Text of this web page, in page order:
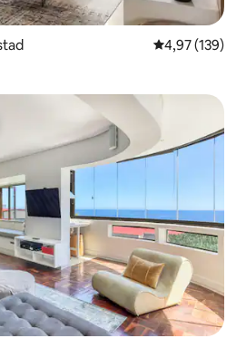
Gemiddelde
4,97 (139)